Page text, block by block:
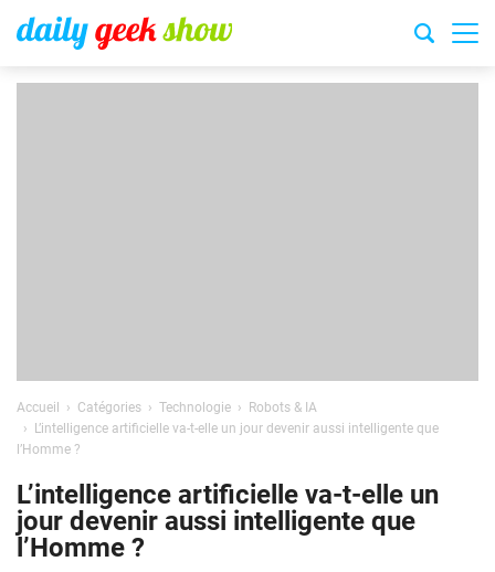
Accueil Catégories Technologie
Robots & IA
L’intelligence artificielle va-t-elle un jour devenir aussi intelligente que
l’Homme ?
L’intelligence artificielle va-t-elle un
jour devenir aussi intelligente que
l’Homme ?